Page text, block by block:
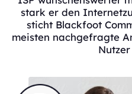
stark er den
sticht Blackfoot
meisten nachgefragte